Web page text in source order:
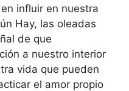
influir en nuestra
Hay, las oleadas
de que
a nuestro interior
vida que pueden
el amor propio